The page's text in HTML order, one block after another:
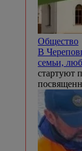
Общество
В
семьи,
стартуют